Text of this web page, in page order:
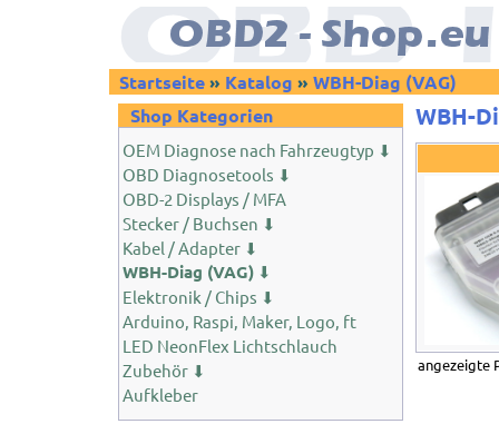
Startseite» Katalog » WBH-Diag (VAG)
Shop Kategorien
OEM Diagnose nach Fahrzeugtyp ⬇
OBD Diagnosetools ⬇
OBD-2 Displays / MFA
Stecker / Buchsen ⬇
Kabel / Adapter ⬇
WBH-Diag (VAG) ⬇
Elektronik / Chips ⬇
Arduino, Raspi, Maker, Logo, ft
LED NeonFlex Lichtschlauch
Zubehör ⬇
Aufkleber
WBH-
angezeigte